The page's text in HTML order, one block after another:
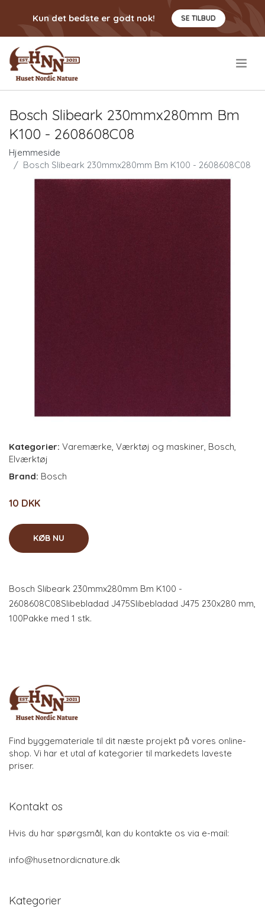
Kun det bedste er godt nok! SE TILBUD
Bosch Slibeark 230mmx280mm Bm
K100 - 2608608C08
Hjemmeside
Bosch Slibeark 230mmx280mm Bm K100 - 2608608C08
Kategorier: Varemærke, Værktøj og maskiner, Bosch,
Elværktøj
Brand: Bosch
10 DKK
KØB NU
Bosch Slibeark 230mmx280mm Bm K100 -
2608608C08Slibebladad J475Slibebladad J475 230x280 mm,
100Pakke med 1 stk.
Find byggemateriale til dit næste projekt på vores online-
shop. Vi har et utal af kategorier til markedets laveste
priser.
Kontakt os
Hvis du har spørgsmål, kan du kontakte os via e-mail:
info@husetnordicnature.dk
Kategorier